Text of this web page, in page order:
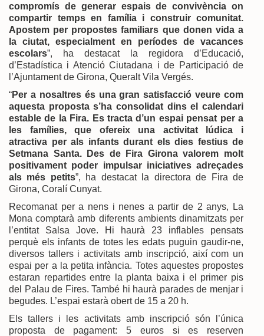
compromís de generar espais de convivència on
compartir temps en família i construir comunitat.
Apostem per propostes familiars que donen vida a
la ciutat, especialment en períodes de vacances
escolars”, ha destacat la regidora d’Educació,
d’Estadística i Atenció Ciutadana i de Participació de
l’Ajuntament de Girona, Queralt Vila Vergés.
“Per a nosaltres és una gran satisfacció veure com
aquesta proposta s’ha consolidat dins el calendari
estable de la Fira. Es tracta d’un espai pensat per a
les famílies, que ofereix una activitat lúdica i
atractiva per als infants durant els dies festius de
Setmana Santa. Des de Fira Girona valorem molt
positivament poder impulsar iniciatives adreçades
als més petits”, ha destacat la directora de Fira de
Girona, Coralí Cunyat.
Recomanat per a nens i nenes a partir de 2 anys, La
Mona comptarà amb diferents ambients dinamitzats per
l’entitat Salsa Jove. Hi haurà 23 inflables pensats
perquè els infants de totes les edats puguin gaudir-ne,
diversos tallers i activitats amb inscripció, així com un
espai per a la petita infància. Totes aquestes propostes
estaran repartides entre la planta baixa i el primer pis
del Palau de Fires. També hi haurà parades de menjar i
begudes. L’espai estarà obert de 15 a 20 h.
Els tallers i les activitats amb inscripció són l’única
proposta de pagament: 5 euros si es reserven